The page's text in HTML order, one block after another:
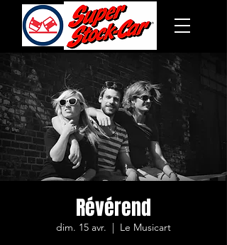
Révérend
dim. 15 avr.
  |
Le Musicart